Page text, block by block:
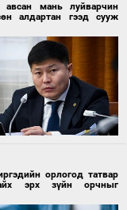
гэрэлтдэг үйлдвэр
авсан мань луйварчин
алдартан гээд сууж
орлогод татвар
эрх зүйн орчныг